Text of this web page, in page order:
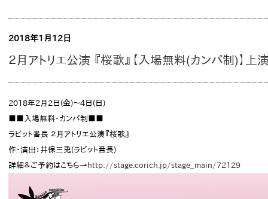
2018年1月12日
２月アトリエ公演 『桜歌』【入場無料(カンパ制)】上
2018年2月2日(金)～4日(日)
■■入場無料・カンパ制■■
ラビット番長 ２月アトリエ公演『桜歌』
作・演出：井保三兎(ラビット番長)
詳細＆ご予約はこちら→ http://stage.corich.jp/stage_main/72129